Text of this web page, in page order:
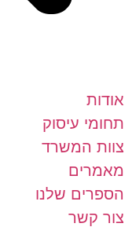
אודות
תחומי עיסוק
צוות המשרד
מאמרים
הספרים שלנו
צור קשר